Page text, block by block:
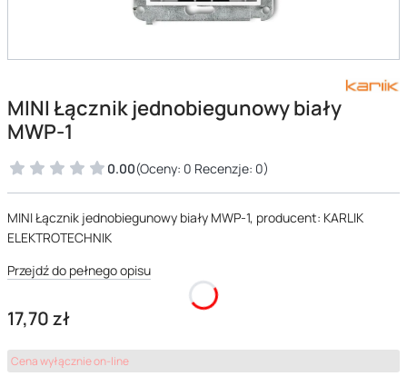
MINI Łącznik jednobiegunowy biały
MWP-1
0.00(Oceny: 0 Recenzje: 0)
MINI Łącznik jednobiegunowy biały MWP-1, producent: KARLIK
ELEKTROTECHNIK
Przejdź do pełnego opisu
Cena
17,70 zł
Cena wyłącznie on-line